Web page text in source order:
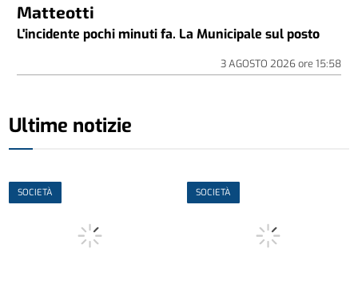
Matteotti
L'incidente pochi minuti fa. La Municipale sul posto
3 AGOSTO 2026ore 15:58
Ultime notizie
SOCIETÀ SOCIETÀ